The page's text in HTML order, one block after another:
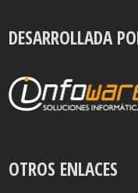
DESARROLLADA
OTROS ENLACES